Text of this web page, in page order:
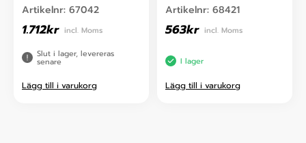
Artikelnr: 67042
1.712kr incl. Moms
Slut i lager, levereras
senare
Lägg till i varukorg
Artikelnr: 68421
563kr incl. Moms
I lager
Lägg till i varukorg